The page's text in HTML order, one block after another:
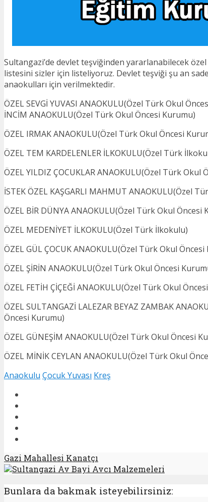
Sultangazi’de devlet teşviğinden yararlanabilecek
listesini sizler için listeliyoruz. Devlet teşviği şu an
anaokulları için verilmektedir.
ÖZEL SEVGİ YUVASI ANAOKULU(Özel Türk Okul
İNCİM ANAOKULU(Özel Türk Okul Öncesi Kurumu)
ÖZEL IRMAK ANAOKULU(Özel Türk Okul Öncesi
ÖZEL TEM KARDELENLER İLKOKULU(Özel Türk
ÖZEL YILDIZ ÇOCUKLAR ANAOKULU(Özel Türk Okul
İSTEK ÖZEL KAŞGARLI MAHMUT ANAOKULU(Özel
ÖZEL BİR DÜNYA ANAOKULU(Özel Türk Okul Öncesi
ÖZEL MEDENİYET İLKOKULU(Özel Türk İlkokulu)
ÖZEL GÜL ÇOCUK ANAOKULU(Özel Türk Okul
ÖZEL ŞİRİN ANAOKULU(Özel Türk Okul Öncesi
ÖZEL FETİH ÇİÇEĞİ ANAOKULU(Özel Türk Okul
ÖZEL SULTANGAZİ LALEZAR BEYAZ ZAMBAK
Öncesi Kurumu)
ÖZEL GÜNEŞİM ANAOKULU(Özel Türk Okul Öncesi
ÖZEL MİNİK CEYLAN ANAOKULU(Özel Türk Okul
Anaokulu Çocuk Yuvası Kreş
Gazi Mahallesi Kanatçı
Sultangazi Av Bayi Avcı Malzemeleri
Bunlara da bakmak isteyebilirsiniz: